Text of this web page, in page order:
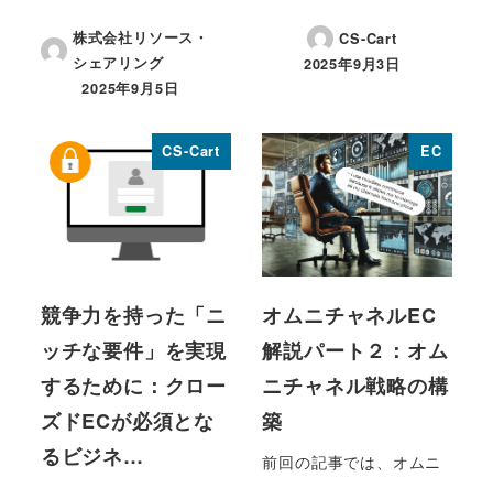
株式会社リソース・
シェアリング
投稿日
2025年9月5日
CS-Cart
投稿日
2025年9月3日
CS-Cart
競争力を持った「ニ
ッチな要件」を実現
するために：クロー
ズドECが必須とな
るビジネ…
EC
オムニチャネルEC
解説パート２：オム
ニチャネル戦略の構
築
前回の記事では、オムニ